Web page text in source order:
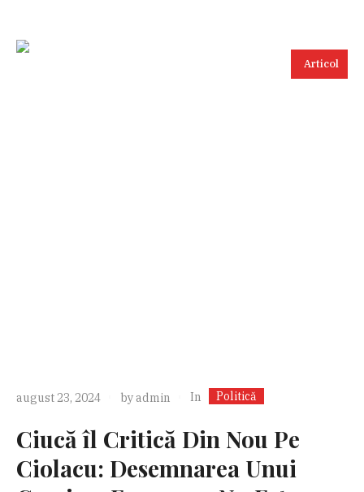
Articol
august 23, 2024 byadmin In Politică
Ciucă îl Critică Din Nou Pe
Ciolacu: Desemnarea Unui